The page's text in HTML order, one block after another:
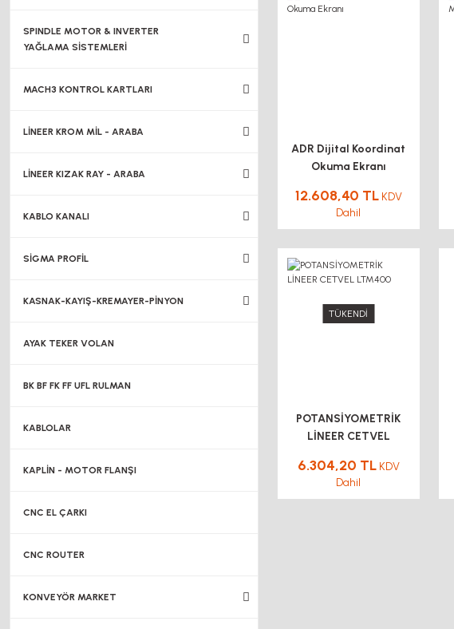
SPINDLE MOTOR & INVERTER
YAĞLAMA SİSTEMLERİ
MACH3 KONTROL KARTLARI
LİNEER KROM MİL - ARABA
LİNEER KIZAK RAY - ARABA
KABLO KANALI
SİGMA PROFİL
KASNAK-KAYIŞ-KREMAYER-PİNYON
AYAK TEKER VOLAN
BK BF FK FF UFL RULMAN
KABLOLAR
KAPLİN - MOTOR FLANŞI
CNC EL ÇARKI
CNC ROUTER
KONVEYÖR MARKET
ADR Dijital Koordinat
Okuma Ekranı
12.608,40 TL KDV
Dahil
TÜKENDİ
POTANSİYOMETRİK
LİNEER CETVEL
6.304,20 TL KDV
Dahil